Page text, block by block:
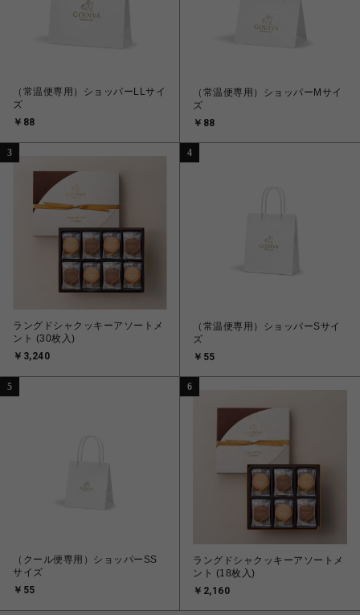
（常温便専用）ショッパーLLサイ
ズ
￥88
（常温便専用）ショッパーMサイ
ズ
￥88
3
ラングドシャクッキーアソートメ
ント (30枚入)
￥3,240
4
（常温便専用）ショッパーSサイ
ズ
￥55
5
（クール便専用）ショッパーSS
サイズ
￥55
6
ラングドシャクッキーアソートメ
ント (18枚入)
￥2,160